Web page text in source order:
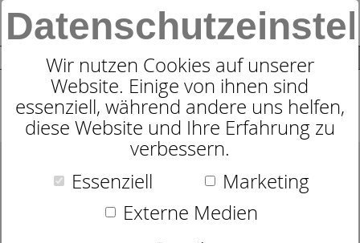
Wir nutzen Cookies auf unserer
Website. Einige von ihnen sind
essenziell, während andere uns helfen,
diese Website und Ihre Erfahrung zu
verbessern.
Essenziell
Marketing
Externe Medien
0
Produkte Lattenroste dormabell Vita 5 Produkte
360° Ansicht aktivieren